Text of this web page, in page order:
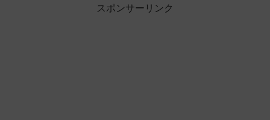
スポンサーリンク